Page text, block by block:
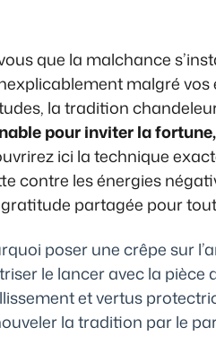
que la malchance
malgré
la tradition
pour inviter la
ici la technique
contre les énergies
partagée pour
poser une crêpe sur
le lancer avec la pièce
et vertus
la tradition par le